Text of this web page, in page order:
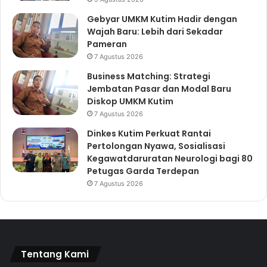
Gebyar UMKM Kutim Hadir dengan
Wajah Baru: Lebih dari Sekadar
Pameran
7 Agustus 2026
Business Matching: Strategi
Jembatan Pasar dan Modal Baru
Diskop UMKM Kutim
7 Agustus 2026
Dinkes Kutim Perkuat Rantai
Pertolongan Nyawa, Sosialisasi
Kegawatdaruratan Neurologi bagi 80
Petugas Garda Terdepan
7 Agustus 2026
Tentang Kami